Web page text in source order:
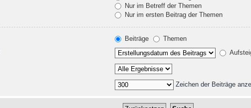
Nur im Betreff der Themen
Nur im ersten Beitrag der Themen
Beiträge
Themen
Zeichen der Beiträge